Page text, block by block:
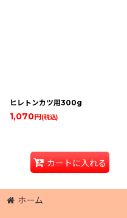
ヒレトンカツ用300g
1,070円 (税込)
カートに入れる
ホーム